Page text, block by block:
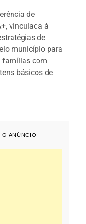
de
vinculada à
de
município para
famílias com
básicos de
O ANÚNCIO